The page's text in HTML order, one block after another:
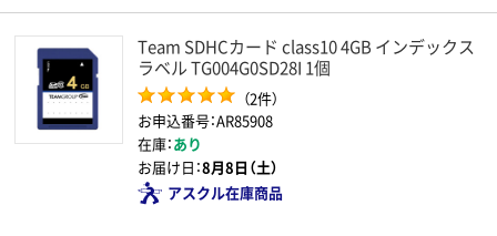
Team SDHCカード class10 4GB インデックス
ラベル TG004G0SD28I 1個
（2件）
お申込番号：AR85908
在庫：あり
お届け日：8月8日（土）
アスクル在庫商品